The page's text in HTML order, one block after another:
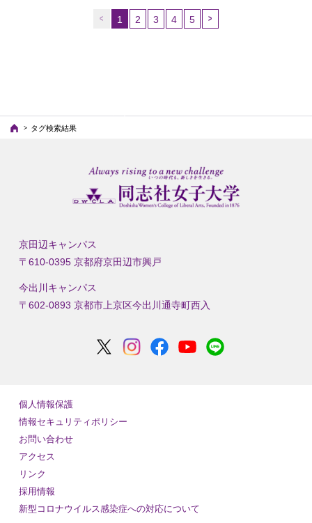
1
ジ）
2 3 4 5
タグ検索結果
京田辺キャンパス
〒610-0395 京都府京田辺市興戸
今出川キャンパス
〒602-0893 京都市上京区今出川通寺町西入
個人情報保護
情報セキュリティポリシー
お問い合わせ
アクセス
リンク
採用情報
新型コロナウイルス感染症への対応について